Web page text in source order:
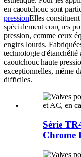
en caoutchouc sont
pressionElles
spécialement conçues
pression, comme ceux
engins lourds.
technologie d'étanchéité
caoutchouc haute
exceptionnelles, même
difficiles.
Série
Chrome